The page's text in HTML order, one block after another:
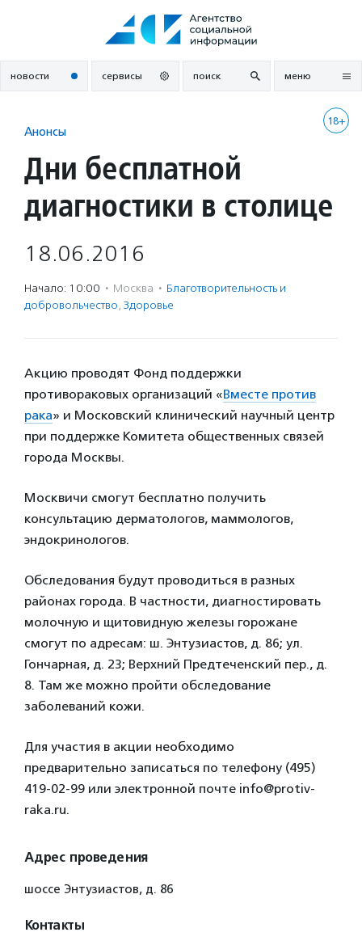
новости сервисы поиск меню
18+
Анонсы
Дни бесплатной
диагностики в столице
18.06.2016
Начало: 10:00 · Москва · Благотвори­тель­ность и
доброволь­чест­во, Здоровье
Акцию проводят Фонд поддержки
противораковых организаций «Вместе против
рака» и Московский клинический научный центр
при поддержке Комитета общественных связей
города Москвы.
Москвичи смогут бесплатно получить
консультацию дерматологов, маммологов,
эндокринологов.
Обследования будут проводиться в разных
районах города. В частности, диагностировать
молочную и щитовидную железы горожане
смогут по адресам: ш. Энтузиастов, д. 86; ул.
Гончарная, д. 23; Верхний Предтеченский пер., д.
8. Там же можно пройти обследование
заболеваний кожи.
Для участия в акции необходимо
предварительно записаться по телефону (495)
419-02-99 или электронной почте info@protiv-
raka.ru.
Адрес проведения
шоссе Энтузиастов, д. 86
Контакты